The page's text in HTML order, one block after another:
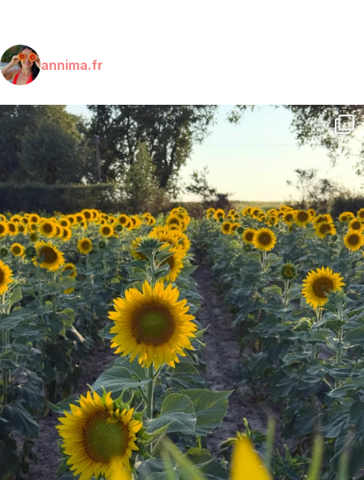
annima.fr